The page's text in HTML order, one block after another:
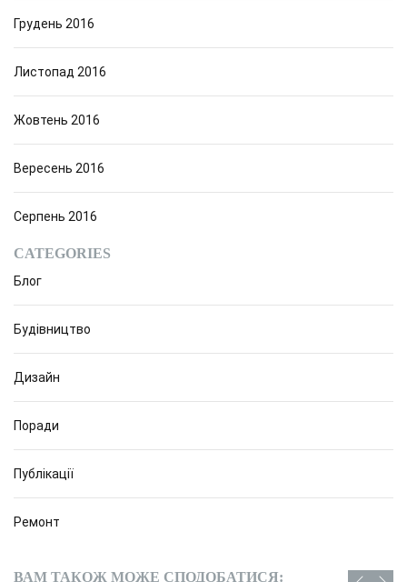
Грудень 2016
Листопад 2016
Жовтень 2016
Вересень 2016
Серпень 2016
CATEGORIES
Блог
Будівництво
Дизайн
Поради
Публікації
Ремонт
ВАМ ТАКОЖ МОЖЕ СПОДОБАТИСЯ: